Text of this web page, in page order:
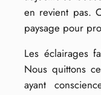
en revient pas.
paysage pour
Les éclairages
Nous quittons
ayant